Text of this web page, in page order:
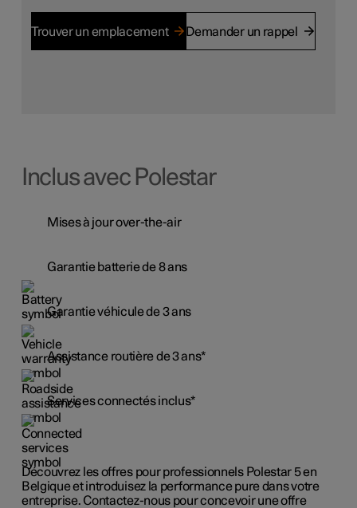
Trouver un emplacement Demander un rappel
Inclus avec Polestar
Mises à jour over-the-air
Garantie batterie de 8 ans
Garantie véhicule de 3 ans
Assistance routière de 3 ans*
Services connectés inclus*
Découvrez les offres pour professionnels Polestar 5 en
Belgique et introduisez la performance pure dans votre
entreprise. Contactez-nous pour concevoir une offre